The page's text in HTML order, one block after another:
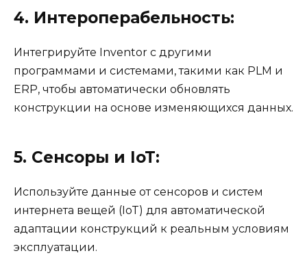
4. Интероперабельность:
Интегрируйте Inventor с другими
программами и системами, такими как PLM и
ERP, чтобы автоматически обновлять
конструкции на основе изменяющихся данных.
5. Сенсоры и IoT:
Используйте данные от сенсоров и систем
интернета вещей (IoT) для автоматической
адаптации конструкций к реальным условиям
эксплуатации.